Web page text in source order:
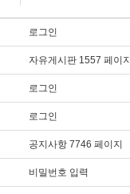
로그인
자유게시판 1557 페이지
로그인
로그인
공지사항 7746 페이지
비밀번호 입력